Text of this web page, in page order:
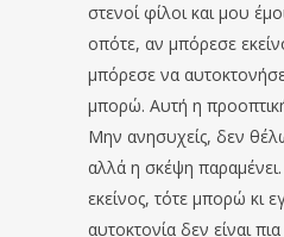
στενοί φίλοι και μου
οπότε, αν μπόρεσε
μπόρεσε να
μπορώ. Αυτή η
Μην ανησυχείς, δεν
αλλά η σκέψη
εκείνος, τότε μπορώ κι
αυτοκτονία δεν είναι